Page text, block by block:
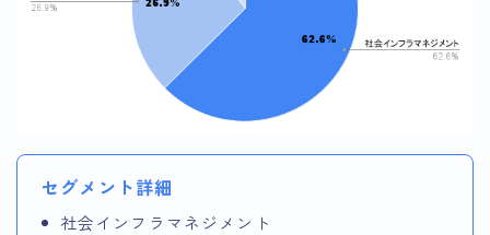
セグメント詳細
社会インフラマネジメント